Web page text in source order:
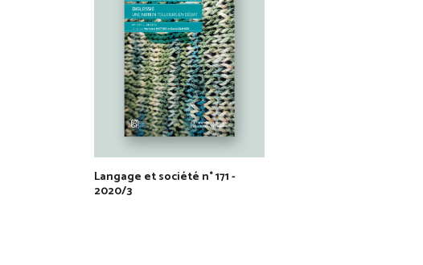
Langage et société n° 171 -
2020/3